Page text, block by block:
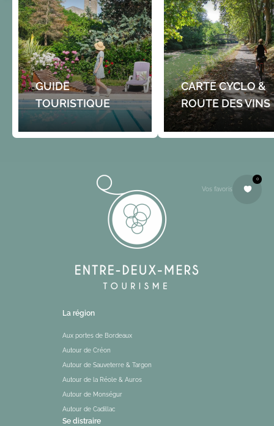
mers, nous vous accueillons le temps d'une…
Non classé
GUIDE
TOURISTIQUE
CARTE CYCLO &
ROUTE DES VINS
Vos favoris
0
La région
Aux portes de Bordeaux
Autour de Créon
Autour de Sauveterre & Targon
Autour de la Réole & Auros
Autour de Monségur
Autour de Cadillac
Se distraire